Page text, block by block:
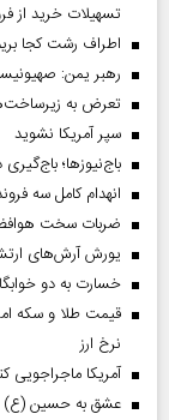
تسهیلات خرید از
اطراف رشت کجا
رهبر یمن:
تعرض به
سپر آمریکا نشوید
باج‌نیوزها؛
انهدام کامل سه فروند
ضربات سخت
یورش آرش‌های ارتش
خسارت به دو
نرخ ارز
آمریکا
عشق به حسین (ع)